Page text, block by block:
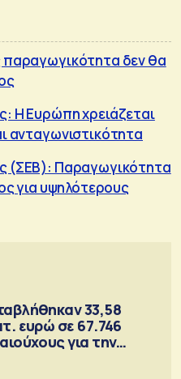
δεν θα
Η Ευρώπη χρειάζεται
ανταγωνιστικότητα
(ΣΕΒ): Παραγωγικότητα
για υψηλότερους
33,58
ευρώ σε 67.746
για την